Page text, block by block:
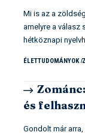
Mi is az a
amelyre a
hétköznapi
ÉLETTUDOMÁNYOK
és
Gondolt már